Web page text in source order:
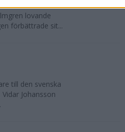
13-21
lovande
förbättrade sit...
till den svenska
Johansson